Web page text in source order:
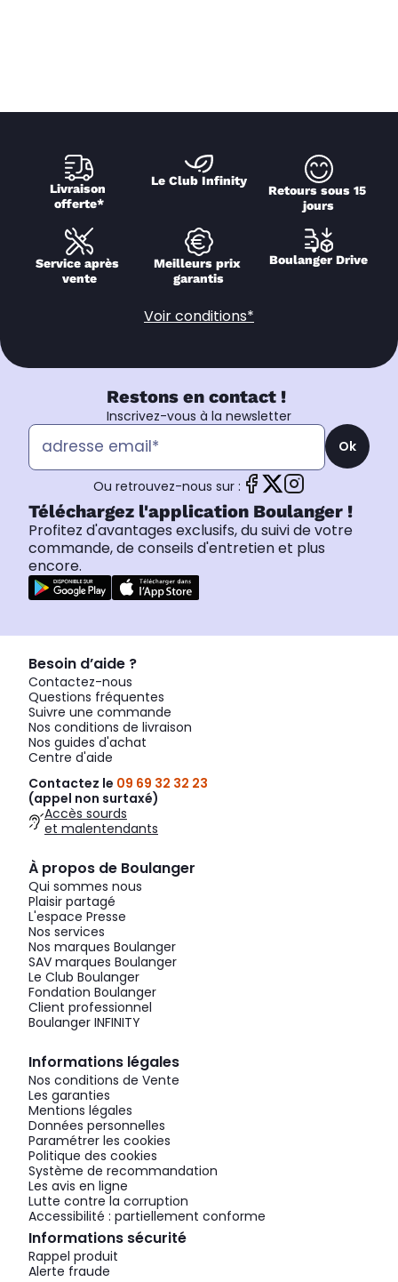
Livraison
offerte*
Le Club Infinity
Retours sous 15
jours
Service après
vente
Meilleurs prix
garantis
Boulanger Drive
Voir conditions*
Restons en contact !
Inscrivez-vous à la newsletter
Ok
Ou retrouvez-nous sur :
Téléchargez l'application Boulanger !
Profitez d'avantages exclusifs, du suivi de votre
commande, de conseils d'entretien et plus
encore.
Besoin d’aide ?
Contactez-nous
Questions fréquentes
Suivre une commande
Nos conditions de livraison
Nos guides d'achat
Centre d'aide
Contactez le 09 69 32 32 23
(appel non surtaxé)
Accès sourds
et malentendants
À propos de Boulanger
Qui sommes nous
Plaisir partagé
L'espace Presse
Nos services
Nos marques Boulanger
SAV marques Boulanger
Le Club Boulanger
Fondation Boulanger
Client professionnel
Boulanger INFINITY
Informations légales
Nos conditions de Vente
Les garanties
Mentions légales
Données personnelles
Paramétrer les cookies
Politique des cookies
Système de recommandation
Les avis en ligne
Lutte contre la corruption
Accessibilité : partiellement conforme
Informations sécurité
Rappel produit
Alerte fraude